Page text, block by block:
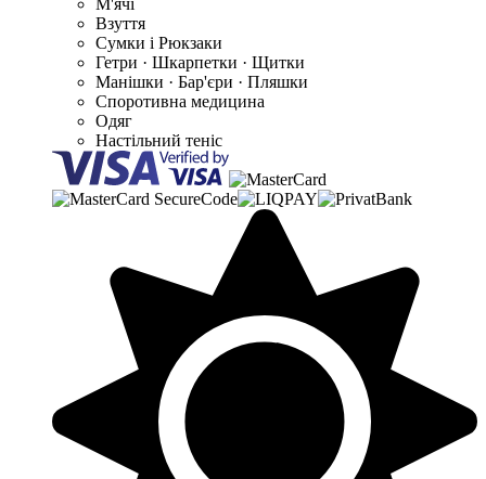
Взуття
Сумки і Рюкзаки
Гетри · Шкарпетки · Щитки
Манішки · Бар'єри · Пляшки
Споротивна медицина
Одяг
Настільний теніс